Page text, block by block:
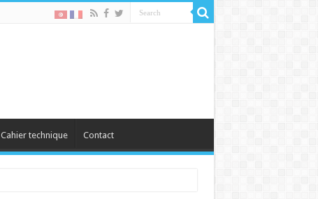
Cahier technique Contact